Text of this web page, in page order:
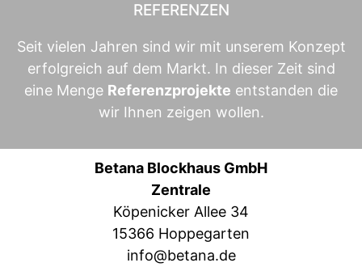
REFERENZEN
Seit vielen Jahren sind wir mit unserem Konzept
erfolgreich auf dem Markt. In dieser Zeit sind
eine Menge Referenzprojekte entstanden die
wir Ihnen zeigen wollen.
Betana Blockhaus GmbH
Zentrale
Köpenicker Allee 34
15366 Hoppegarten
info@betana.de